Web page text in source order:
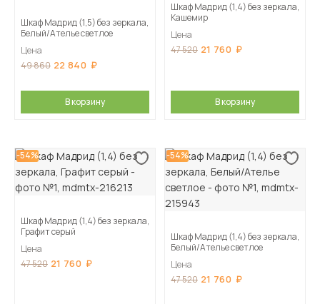
Шкаф Мадрид (1,5) без зеркала,
Белый/Ателье светлое
Цена
49 860 22 840
В корзину
Шкаф Мадрид (1,4) без зеркала,
Кашемир
Цена
47 520 21 760
В корзину
-54%
Шкаф Мадрид (1,4) без зеркала,
Графит серый
Цена
47 520 21 760
-54%
Шкаф Мадрид (1,4) без зеркала,
Белый/Ателье светлое
Цена
47 520 21 760